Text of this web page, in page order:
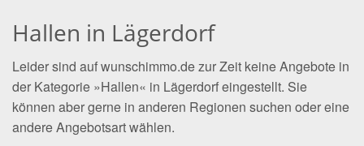
Hallen in Lägerdorf
Leider sind auf wunschimmo.de zur Zeit keine Angebote in
der Kategorie »Hallen« in Lägerdorf eingestellt. Sie
können aber gerne in anderen Regionen suchen oder eine
andere Angebotsart wählen.